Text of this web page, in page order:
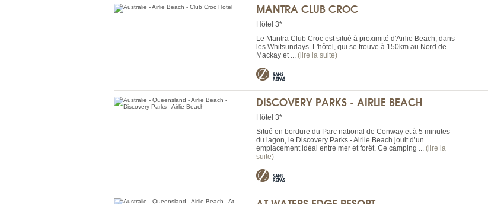
MANTRA CLUB CROC
Hôtel 3*
Le Mantra Club Croc est situé à proximité d'Airlie Beach, dans
les Whitsundays. L'hôtel, qui se trouve à 150km au Nord de
Mackay et ... (lire la suite)
DISCOVERY PARKS - AIRLIE BEACH
Hôtel 3*
Situé en bordure du Parc national de Conway et à 5 minutes
du lagon, le Discovery Parks - Airlie Beach jouit d’un
emplacement idéal entre mer et forêt. Ce camping ... (lire la
suite)